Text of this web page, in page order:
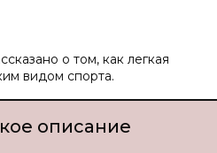
о том, как легкая
видом спорта.
описание